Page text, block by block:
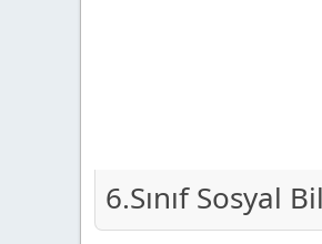
6.Sınıf Sosyal